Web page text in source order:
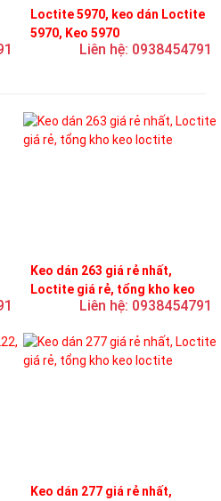
Loctite 5970, keo dán Loctite
5970, Keo 5970
Liên hệ: 0938454791
Keo dán 263 giá rẻ nhất,
Loctite giá rẻ, tổng kho keo
Liên hệ: 0938454791
Keo dán 277 giá rẻ nhất,